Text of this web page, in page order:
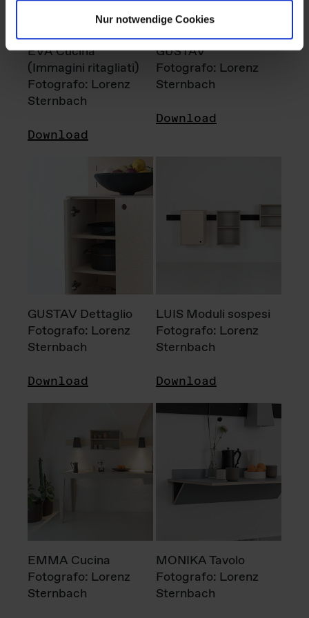
Nur notwendige Cookies
EVA Cucina
(Immagini ritagliati)
Fotografo: Lorenz
Sternbach
Download
GUSTAV
Fotografo: Lorenz
Sternbach
Download
GUSTAV Dettaglio
Fotografo: Lorenz
Sternbach
Download
LUIS Moduli sospesi
Fotografo: Lorenz
Sternbach
Download
EMMA Cucina
Fotografo: Lorenz
Sternbach
MONIKA Tavolo
Fotografo: Lorenz
Sternbach